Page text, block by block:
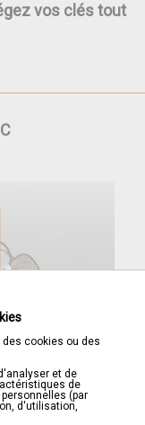
vos clés tout
cookies ou des
et de
de
(par
d'utilisation,